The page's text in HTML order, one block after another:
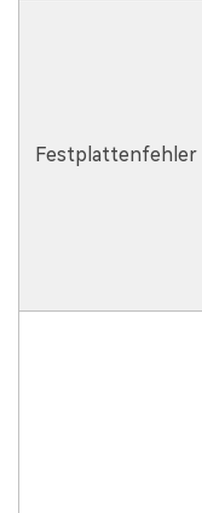
Festplattenfehler